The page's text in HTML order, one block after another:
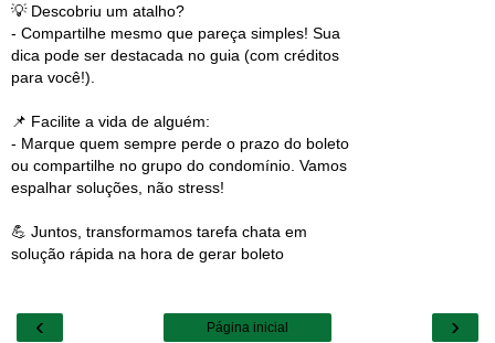
💡 Descobriu um atalho?
- Compartilhe mesmo que pareça simples! Sua
dica pode ser destacada no guia (com créditos
para você!).
📌 Facilite a vida de alguém:
- Marque quem sempre perde o prazo do boleto
ou compartilhe no grupo do condomínio. Vamos
espalhar soluções, não stress!
💪 Juntos, transformamos tarefa chata em
solução rápida na hora de gerar boleto
‹ ›
Página inicial